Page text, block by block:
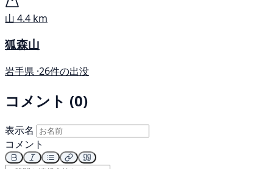
山 4.4 km
狐森山
岩手県 ·26件の出没
コメント (0)
表示名
コメント